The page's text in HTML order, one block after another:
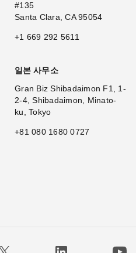
#135
Santa Clara, CA 95054
+1 669 292 5611
일본 사무소
Gran Biz Shibadaimon F1, 1-
2-4, Shibadaimon, Minato-
ku, Tokyo
+81 080 1680 0727